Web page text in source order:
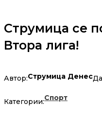
Струмица се
Втора лига!
Автор:Струмица Денес
Категории:Спорт